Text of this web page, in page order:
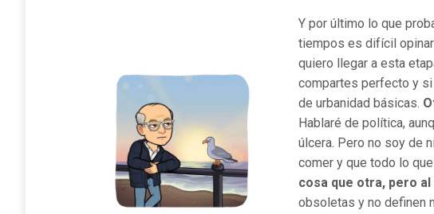
Y por último lo que
tiempos es difícil
quiero llegar a esta
compartes perfecto y
de urbanidad básicas.
Hablaré de política,
úlcera. Pero no soy de
comer y que todo lo
cosa que otra, pero
obsoletas y no definen